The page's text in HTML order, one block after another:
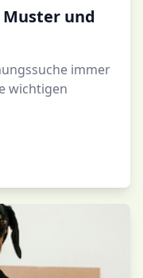
und
immer
wichtigen